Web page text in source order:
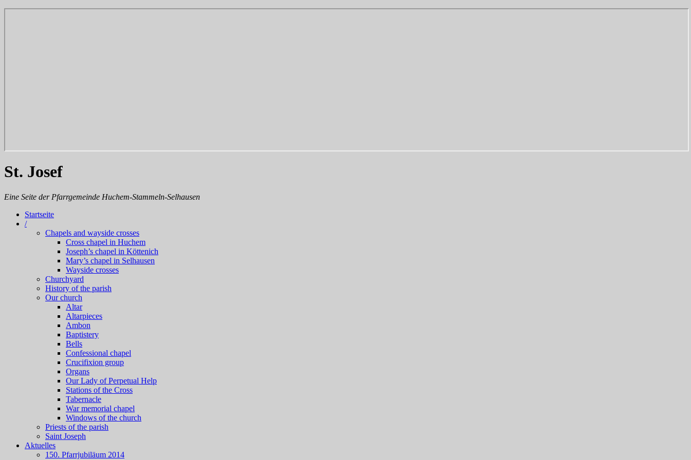
St. Josef
Eine Seite der Pfarrgemeinde Huchem-Stammeln-Selhausen
Startseite
/
Chapels and wayside crosses
Cross chapel in Huchem
Joseph’s chapel in Köttenich
Mary’s chapel in Selhausen
Wayside crosses
Churchyard
History of the parish
Our church
Altar
Altarpieces
Ambon
Baptistery
Bells
Confessional chapel
Crucifixion group
Organs
Our Lady of Perpetual Help
Stations of the Cross
Tabernacle
War memorial chapel
Windows of the church
Priests of the parish
Saint Joseph
Aktuelles
150. Pfarrjubiläum 2014